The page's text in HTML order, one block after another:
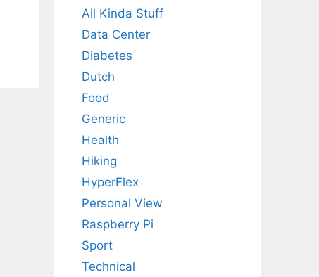
All Kinda Stuff
Data Center
Diabetes
Dutch
Food
Generic
Health
Hiking
HyperFlex
Personal View
Raspberry Pi
Sport
Technical